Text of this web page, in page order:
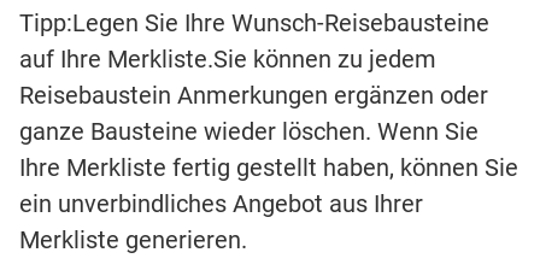
Tipp:Legen Sie Ihre Wunsch-Reisebausteine
auf Ihre Merkliste.Sie können zu jedem
Reisebaustein Anmerkungen ergänzen oder
ganze Bausteine wieder löschen. Wenn Sie
Ihre Merkliste fertig gestellt haben, können Sie
ein unverbindliches Angebot aus Ihrer
Merkliste generieren.